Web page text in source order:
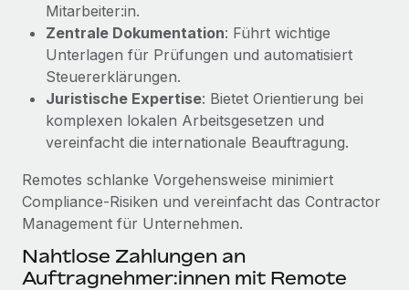
Mehr erfahren
Wie Phiture 55 Mitarbeiter:innen in 19 Ländern
Phiture ist der unumstrittene Marktführer im Bereich der
Wachstumsberatung für mobile Apps. Das...
Mehr erfahren
Mitarbeiter:in.
Zentrale Dokumentation: Führt wichtige
Unterlagen für Prüfungen und automatisiert
Steuererklärungen.
Juristische Expertise: Bietet Orientierung bei
komplexen lokalen Arbeitsgesetzen und
vereinfacht die internationale Beauftragung.
Remotes schlanke Vorgehensweise minimiert
Compliance-Risiken und vereinfacht das Contractor
Management für Unternehmen.
Nahtlose Zahlungen an
Auftragnehmer:innen mit Remote